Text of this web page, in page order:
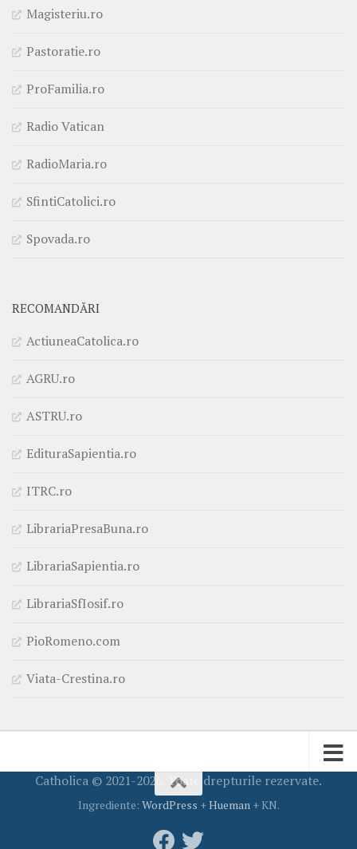
Magisteriu.ro
Pastoratie.ro
ProFamilia.ro
Radio Vatican
RadioMaria.ro
SfintiCatolici.ro
Spovada.ro
RECOMANDĂRI
ActiuneaCatolica.ro
AGRU.ro
ASTRU.ro
EdituraSapientia.ro
ITRC.ro
LibrariaPresaBuna.ro
LibrariaSapientia.ro
LibrariaSfIosif.ro
PioRomeno.com
Viata-Crestina.ro
Catholica © 2021-2026. Toate drepturile rezervate.
Ingrediente: WordPress +Hueman+ KN.